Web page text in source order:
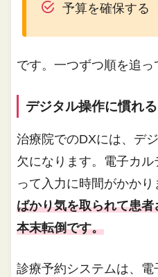
予算を確保する
です。一つずつ順を追っ
デジタル操作に慣れる
治療院でのDXには、デ
欠になります。電子カル
って入力に時間がかか
ばかり気を取られて患
本末転倒です。
診療予約システムは、